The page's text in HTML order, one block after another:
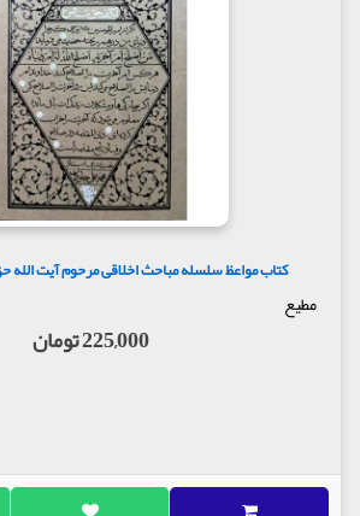
کتاب مواعظ سلسله مباحث اخلاقی مرحوم آیت
مطیع
225,000 تومان